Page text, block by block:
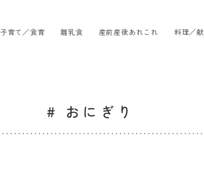
子育て／食育 離乳食 産前産後あれこれ 料理／
# おにぎり